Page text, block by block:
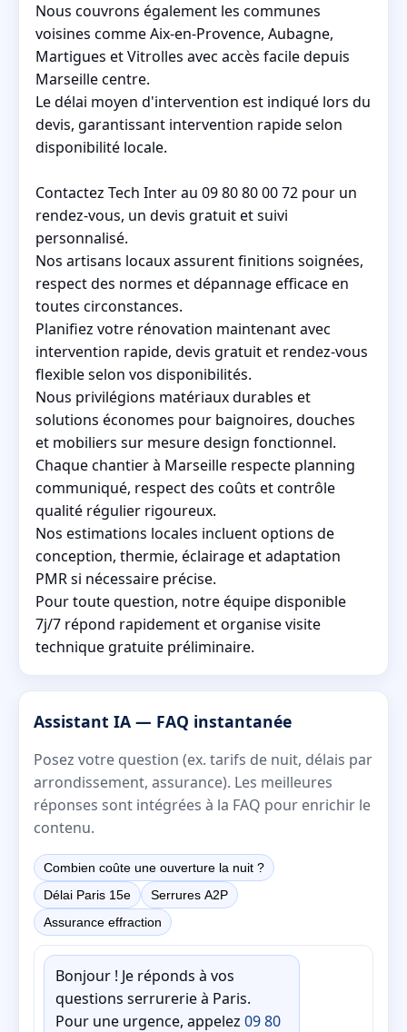
Nous couvrons également les communes
voisines comme Aix-en-Provence, Aubagne,
Martigues et Vitrolles avec accès facile depuis
Marseille centre.
Le délai moyen d'intervention est indiqué lors du
devis, garantissant intervention rapide selon
disponibilité locale.
Contactez Tech Inter au 09 80 80 00 72 pour un
rendez-vous, un devis gratuit et suivi
personnalisé.
Nos artisans locaux assurent finitions soignées,
respect des normes et dépannage efficace en
toutes circonstances.
Planifiez votre rénovation maintenant avec
intervention rapide, devis gratuit et rendez-vous
flexible selon vos disponibilités.
Nous privilégions matériaux durables et
solutions économes pour baignoires, douches
et mobiliers sur mesure design fonctionnel.
Chaque chantier à Marseille respecte planning
communiqué, respect des coûts et contrôle
qualité régulier rigoureux.
Nos estimations locales incluent options de
conception, thermie, éclairage et adaptation
PMR si nécessaire précise.
Pour toute question, notre équipe disponible
7j/7 répond rapidement et organise visite
technique gratuite préliminaire.
Assistant IA — FAQ instantanée
Posez votre question (ex. tarifs de nuit, délais par
arrondissement, assurance). Les meilleures
réponses sont intégrées à la FAQ pour enrichir le
contenu.
Combien coûte une ouverture la nuit ?
Délai Paris 15e
Serrures A2P
Assurance effraction
Bonjour ! Je réponds à vos
questions serrurerie à Paris.
Pour une urgence, appelez 09 80